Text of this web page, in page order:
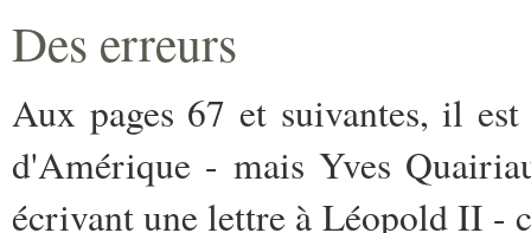
Des erreurs
Aux pages 67 et suivantes, il
d'Amérique - mais Yves
écrivant une lettre à Léopold II -